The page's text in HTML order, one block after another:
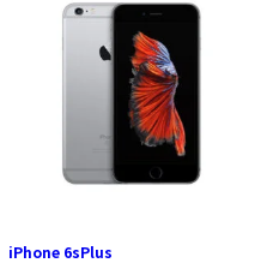
iPhone 6sPlus